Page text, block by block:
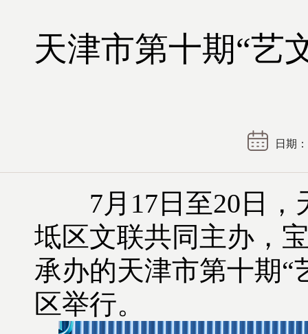
天津市第十期“艺
日期
7月17日至20日，
坻区文联共同主办，
承办的天津市第十期“
区举行。